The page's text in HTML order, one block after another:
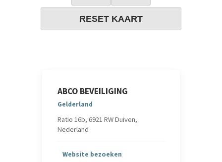
RESET KAART
ABCO BEVEILIGING
Gelderland
Ratio 16b, 6921 RW Duiven,
Nederland
Website bezoeken